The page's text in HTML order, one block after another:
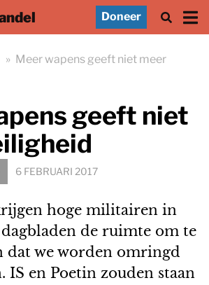
Doneer
» Meer wapens geeft niet meer
geeft niet
6 FEBRUARI 2017
hoge militairen in
de ruimte om te
dat we worden omringd
IS en Poetin zouden staan